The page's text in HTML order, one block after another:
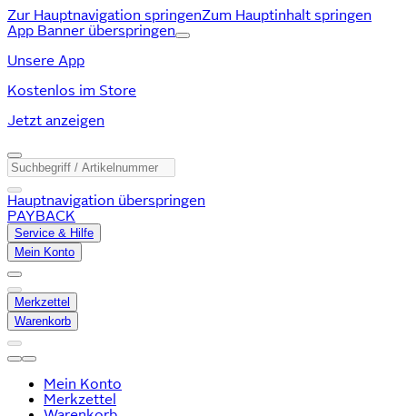
Zur Hauptnavigation springenZum Hauptinhalt springen
App Banner überspringen
Unsere App
Kostenlos im Store
Jetzt anzeigen
Hauptnavigation überspringen
PAYBACK
Service & Hilfe
Mein Konto
Merkzettel
Warenkorb
Mein Konto
Merkzettel